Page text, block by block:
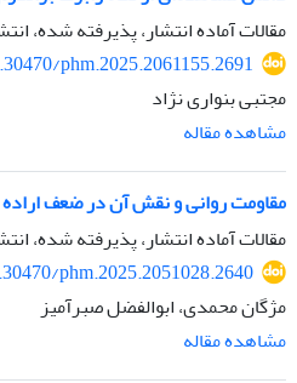
مقالات آماده انتشار، پذیرفته شده،
phm.2025.2061155.2691
مجتبی بنواری نژاد
مشاهده مقاله
مقاومت روانی و نقش آن در ضعف اراده
مقالات آماده انتشار، پذیرفته شده،
phm.2025.2051028.2640
مژگان محمدی، ابوالفضل صبرآمیز
مشاهده مقاله